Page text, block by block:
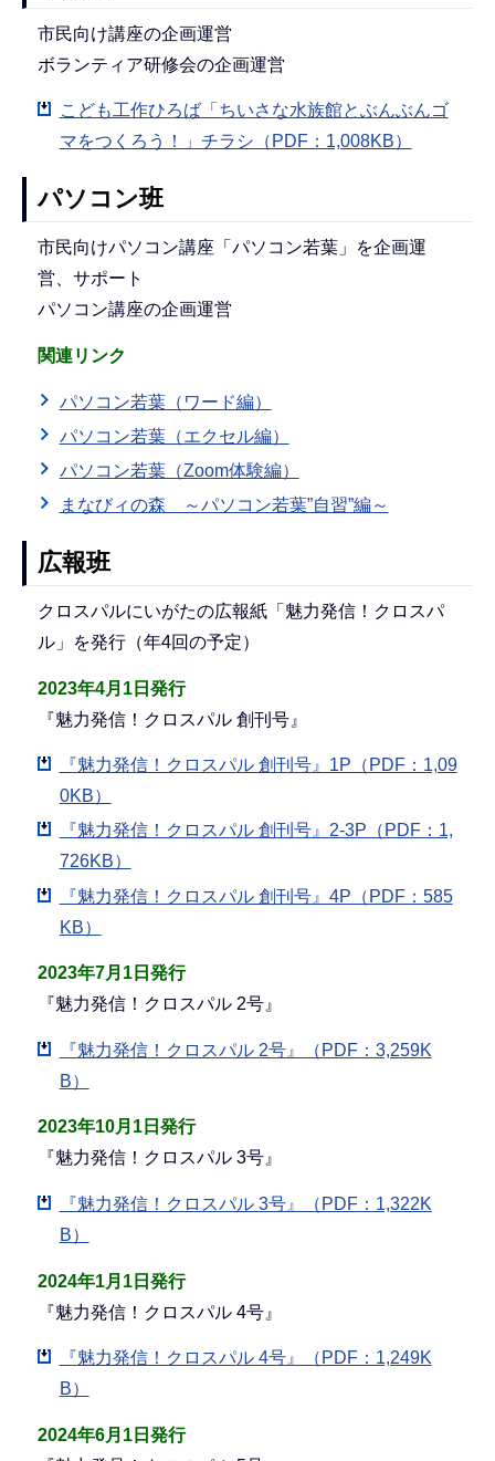
市民向け講座の企画運営
ボランティア研修会の企画運営
こども工作ひろば「ちいさな水族館とぶんぶんゴ
マをつくろう！」チラシ（PDF：1,008KB）
パソコン班
市民向けパソコン講座「パソコン若葉」を企画運
営、サポート
パソコン講座の企画運営
関連リンク
パソコン若葉（ワード編）
パソコン若葉（エクセル編）
パソコン若葉（Zoom体験編）
まなびィの森 ～パソコン若葉”自習”編～
広報班
クロスパルにいがたの広報紙「魅力発信！クロスパ
ル」を発行（年4回の予定）
2023年4月1日発行
『魅力発信！クロスパル 創刊号』
『魅力発信！クロスパル 創刊号』1P（PDF：1,09
0KB）
『魅力発信！クロスパル 創刊号』2-3P（PDF：1,
726KB）
『魅力発信！クロスパル 創刊号』4P（PDF：585
KB）
2023年7月1日発行
『魅力発信！クロスパル 2号』
『魅力発信！クロスパル 2号』（PDF：3,259K
B）
2023年10月1日発行
『魅力発信！クロスパル 3号』
『魅力発信！クロスパル 3号』（PDF：1,322K
B）
2024年1月1日発行
『魅力発信！クロスパル 4号』
『魅力発信！クロスパル 4号』（PDF：1,249K
B）
2024年6月1日発行